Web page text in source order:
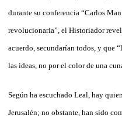
durante su conferencia “Carlos
revolucionaria”, el Historiador
acuerdo, secundarían todos, y que
las ideas, no por el color de una
Según ha escuchado Leal, hay
Jerusalén; no obstante, han sido